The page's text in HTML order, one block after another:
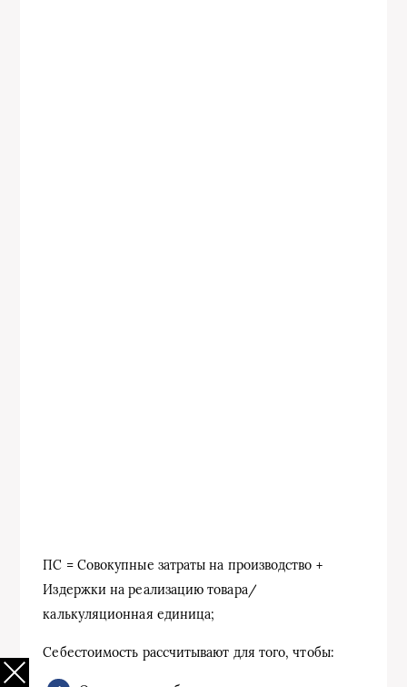
ПС = Совокупные затраты на производство +
Издержки на реализацию товара/
калькуляционная единица;
Себестоимость рассчитывают для того, чтобы: